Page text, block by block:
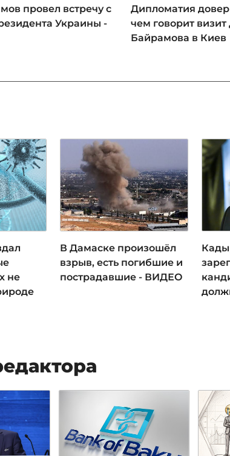
провел встречу с
Украины -
Дипломатия
чем говорит
Байрамова в Киев
не
В Дамаске произошёл
взрыв, есть погибшие и
пострадавшие - ВИДЕО